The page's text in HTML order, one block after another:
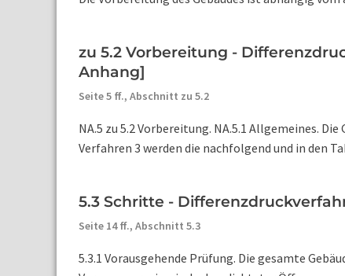
zu 5.2 Vorbereitung -
Anhang]
Seite 5 ff., Abschnitt zu 5.2
NA.5 zu 5.2 Vorbereitung. NA.5.1 Allgemeines.
Verfahren 3 werden die nachfolgend und in den
5.3 Schritte -
Seite 14 ff., Abschnitt 5.3
5.3.1 Vorausgehende Prüfung. Die gesamte